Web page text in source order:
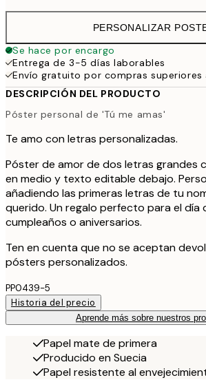
PERSONALIZAR
Se hace por encargo
Entrega de 3-5 días laborables
Envío gratuito por compras
DESCRIPCIÓN DEL PRODUCTO
Póster personal de 'Tú me amas'
Te amo con letras personalizadas.
Póster de amor de dos letras grandes
en medio y texto editable debajo.
añadiendo las primeras letras de tu
querido. Un regalo perfecto para el día
cumpleaños o aniversarios.
Ten en cuenta que no se aceptan
pósters personalizados.
PP0439-5
Historia del precio
Aprende más sobre nuestros
Papel mate de primera
Producido en Suecia
Papel resistente al